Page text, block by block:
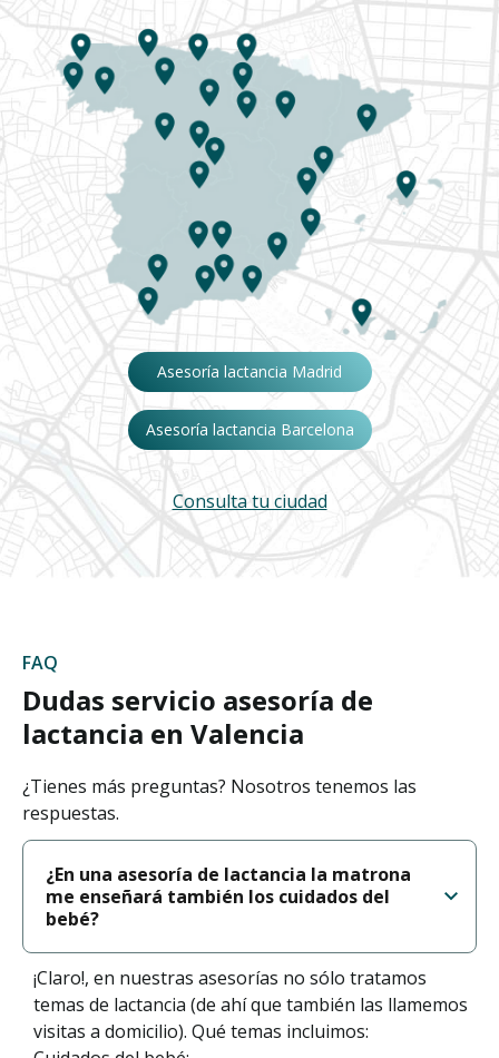
Asesoría lactancia Madrid
Asesoría lactancia Barcelona
Consulta tu ciudad
FAQ
Dudas servicio asesoría de
lactancia en Valencia
¿Tienes más preguntas? Nosotros tenemos las
respuestas.
¿En una asesoría de lactancia la matrona
me enseñará también los cuidados del
bebé?
¡Claro!, en nuestras asesorías no sólo tratamos
temas de lactancia (de ahí que también las llamemos
visitas a domicilio). Qué temas incluimos: